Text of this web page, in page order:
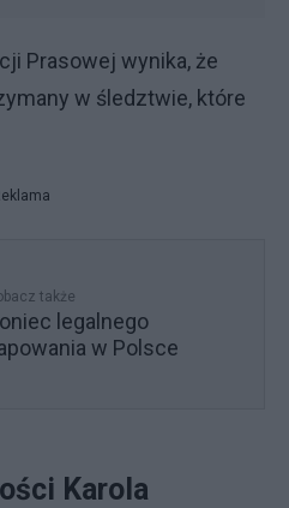
Prasowej wynika, że
w śledztwie, które
także
legalnego
w Polsce
Karola